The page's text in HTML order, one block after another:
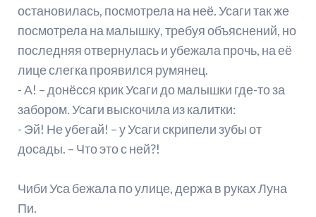
остановилась, посмотрела на неё. Усаги так же
посмотрела на малышку, требуя объяснений, но
последняя отвернулась и убежала прочь, на её
лице слегка проявился румянец.
- А! – донёсся крик Усаги до малышки где-то за
забором. Усаги выскочила из калитки:
- Эй! Не убегай! – у Усаги скрипели зубы от
досады. – Что это с ней?!
Чиби Уса бежала по улице, держа в руках Луна
Пи.